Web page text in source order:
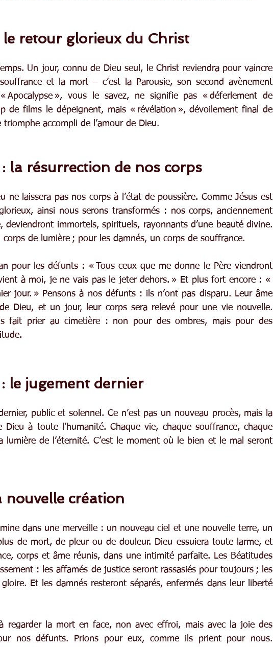
le retour glorieux du Christ
Un jour, connu de Dieu seul, le Christ reviendra pour vaincre
et la mort – c’est la Parousie, son second avènement
Apocalypse », vous le savez, ne signifie pas « déferlement de
de films le dépeignent, mais « révélation », dévoilement final de
triomphe accompli de l’amour de Dieu.
la résurrection de nos corps
ne laissera pas nos corps à l’état de poussière. Comme Jésus est
ainsi nous serons transformés : nos corps, anciennement
deviendront immortels, spirituels, rayonnants d’une beauté divine.
corps de lumière ; pour les damnés, un corps de souffrance.
pour les défunts : « Tous ceux que me donne le Père viendront
à moi, je ne vais pas le jeter dehors. » Et plus fort encore : «
jour. » Pensons à nos défunts : ils n’ont pas disparu. Leur âme
Dieu, et un jour, leur corps sera relevé pour une vie nouvelle.
fait prier au cimetière : non pour des ombres, mais pour des
le jugement dernier
public et solennel. Ce n’est pas un nouveau procès, mais la
à toute l’humanité. Chaque vie, chaque souffrance, chaque
lumière de l’éternité. C’est le moment où le bien et le mal seront
nouvelle création
dans une merveille : un nouveau ciel et une nouvelle terre, un
de mort, de pleur ou de douleur. Dieu essuiera toute larme, et
corps et âme réunis, dans une intimité parfaite. Les Béatitudes
: les affamés de justice seront rassasiés pour toujours ; les
Et les damnés resteront séparés, enfermés dans leur liberté
regarder la mort en face, non avec effroi, mais avec la joie des
nos défunts. Prions pour eux, comme ils prient pour nous.